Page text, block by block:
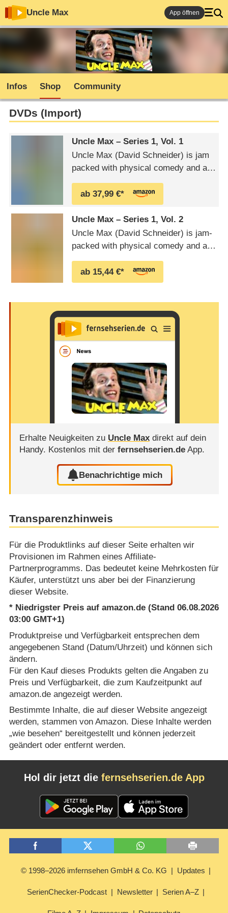
Uncle Max App öffnen
Infos Shop Community
DVDs (Import)
Uncle Max – Series 1, Vol. 1
Uncle Max (David Schneider) is jam
packed with physical comedy and a
noises and sounds, but not a word of
dialogue. A big kid himself, he s just
the kind of uncle every kid would
love. Max s weekly outings with 9-
year old Luke (William Howe) are
always hilarious …
ab 37,99 €*
Uncle Max – Series 1, Vol. 2
Uncle Max (David Schneider) is jam-
packed with physical comedy and a
noises and sounds, but not a word of
dialogue. A big kid himself, heâ€™s
love. Maxâ€™s wee Uncle Max
(David Schneider) is jam-packed with
physical …
ab 15,44 €*
Erhalte Neuigkeiten zu Uncle Maxdirekt auf dein
Handy. Kostenlos mit der fernsehserien.deApp.
Benachrichtige mich
Transparenzhinweis
Für die Produktlinks auf dieser Seite erhalten wir
Provisionen im Rahmen eines Affiliate-
Partnerprogramms. Das bedeutet keine Mehrkosten für
Käufer, unterstützt uns aber bei der Finanzierung
dieser Website.
* Niedrigster Preis auf amazon.de (Stand 06.08.2026
03:00 GMT+1)
Produktpreise und Verfügbarkeit entsprechen dem
angegebenen Stand (Datum/Uhrzeit) und können sich
ändern.
Für den Kauf dieses Produkts gelten die Angaben zu
Preis und Verfügbarkeit, die zum Kaufzeitpunkt auf
amazon.de angezeigt werden.
Bestimmte Inhalte, die auf dieser Website angezeigt
werden, stammen von Amazon. Diese Inhalte werden
„wie besehen“ bereitgestellt und können jederzeit
geändert oder entfernt werden.
Hol dir jetzt die fernsehserien.de App
© 1998–2026 imfernsehen GmbH & Co. KG Updates
SerienChecker-Podcast Newsletter Serien A–Z